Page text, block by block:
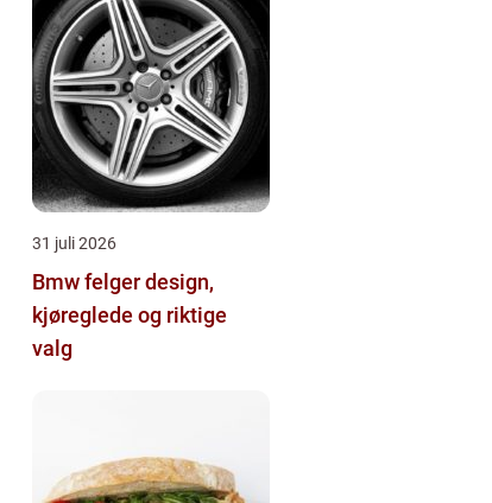
31 juli 2026
Bmw felger design,
kjøreglede og riktige
valg